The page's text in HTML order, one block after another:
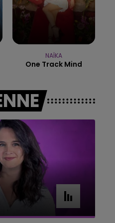
FM
NAÏKA
One Track Mind